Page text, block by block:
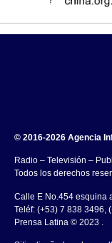
© 2016-2026 Agencia
Radio – Televisión –
Todos los derechos
Calle E No.454 esquina
Teléf: (+53) 7 838 3496,
Prensa Latina © 2023 .